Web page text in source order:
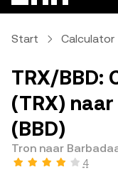
Start Calculator
TRX/BBD:
(TRX)
(BBD)
Tron naar
4